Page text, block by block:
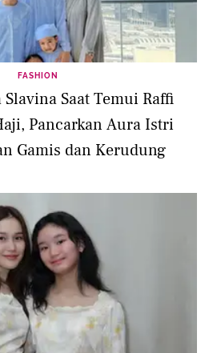
FASHION
Slavina Saat Temui Raffi
Pancarkan Aura Istri
Gamis dan Kerudung